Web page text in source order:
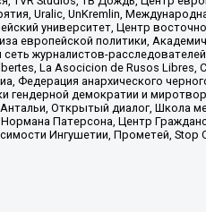
Uralic, UnKremlin,
университет, Центр
европейской политики,
журналистов-
La Asocicion de Rusos
Федерация анархического
демократии и
Открытый диалог, Школа
Патерсона, Центр
Ингушетии, Прометей,